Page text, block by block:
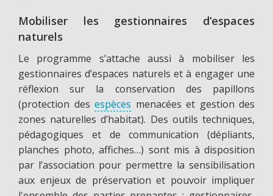
Mobiliser les gestionnaires d’espaces
naturels
Le programme s’attache aussi à mobiliser les
gestionnaires d’espaces naturels et à engager une
réflexion sur la conservation des papillons
(protection des espèces menacées et gestion des
zones naturelles d’habitat). Des outils techniques,
pédagogiques et de communication (dépliants,
planches photo, affiches…) sont mis à disposition
par l’association pour permettre la sensibilisation
aux enjeux de préservation et pouvoir impliquer